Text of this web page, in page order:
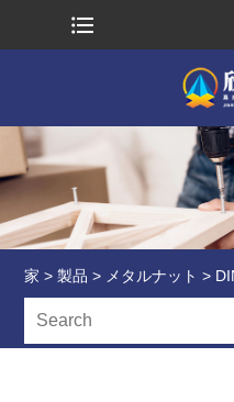
家 > 製品 > メタルナット >